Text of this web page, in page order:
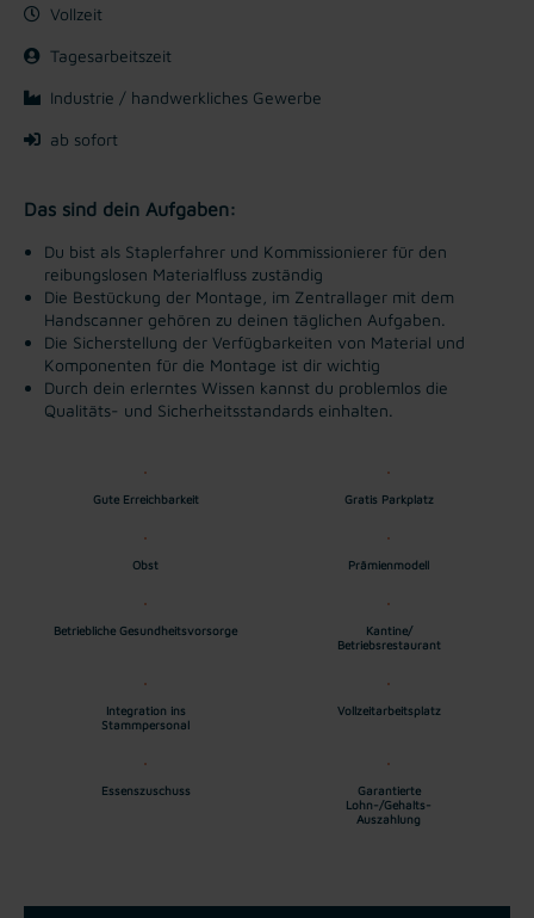
Vollzeit
Tagesarbeitszeit
Industrie / handwerkliches Gewerbe
ab sofort
Das sind dein Aufgaben:
Du bist als Staplerfahrer und Kommissionierer für den
reibungslosen Materialfluss zuständig
Die Bestückung der Montage, im Zentrallager mit dem
Handscanner gehören zu deinen täglichen Aufgaben.
Die Sicherstellung der Verfügbarkeiten von Material und
Komponenten für die Montage ist dir wichtig
Durch dein erlerntes Wissen kannst du problemlos die
Qualitäts- und Sicherheitsstandards einhalten.
Gute Erreichbarkeit Gratis Parkplatz
Obst Prämienmodell
Betriebliche Gesundheitsvorsorge
Kantine/
Betriebsrestaurant
Integration ins
Stammpersonal
Vollzeitarbeitsplatz
Essenszuschuss
Garantierte
Lohn-/Gehalts-
Auszahlung